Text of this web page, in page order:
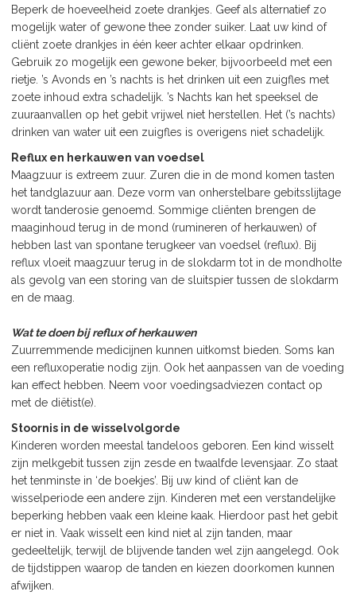
Beperk de hoeveelheid zoete drankjes. Geef als alternatief zo
mogelijk water of gewone thee zonder suiker. Laat uw kind of
cliënt zoete drankjes in één keer achter elkaar opdrinken.
Gebruik zo mogelijk een gewone beker, bijvoorbeeld met een
rietje. ’s Avonds en ’s nachts is het drinken uit een zuigfles met
zoete inhoud extra schadelijk. ’s Nachts kan het speeksel de
zuuraanvallen op het gebit vrijwel niet herstellen. Het (’s nachts)
drinken van water uit een zuigfles is overigens niet schadelijk.
Reflux en herkauwen van voedsel
Maagzuur is extreem zuur. Zuren die in de mond komen tasten
het tandglazuur aan. Deze vorm van onherstelbare gebitsslijtage
wordt tanderosie genoemd. Sommige cliënten brengen de
maaginhoud terug in de mond (rumineren of herkauwen) of
hebben last van spontane terugkeer van voedsel (reflux). Bij
reflux vloeit maagzuur terug in de slokdarm tot in de mondholte
als gevolg van een storing van de sluitspier tussen de slokdarm
en de maag.
Wat te doen bij reflux of herkauwen
Zuurremmende medicijnen kunnen uitkomst bieden. Soms kan
een refluxoperatie nodig zijn. Ook het aanpassen van de voeding
kan effect hebben. Neem voor voedingsadviezen contact op
met de diëtist(e).
Stoornis in de wisselvolgorde
Kinderen worden meestal tandeloos geboren. Een kind wisselt
zijn melkgebit tussen zijn zesde en twaalfde levensjaar. Zo staat
het tenminste in ‘de boekjes’. Bij uw kind of cliënt kan de
wisselperiode een andere zijn. Kinderen met een verstandelijke
beperking hebben vaak een kleine kaak. Hierdoor past het gebit
er niet in. Vaak wisselt een kind niet al zijn tanden, maar
gedeeltelijk, terwijl de blijvende tanden wel zijn aangelegd. Ook
de tijdstippen waarop de tanden en kiezen doorkomen kunnen
afwijken.